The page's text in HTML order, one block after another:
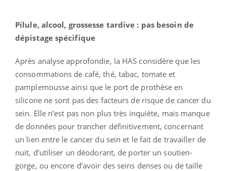
Pilule, alcool, grossesse tardive : pas besoin de
dépistage spécifique
Après analyse approfondie, la HAS considère que les
consommations de café, thé, tabac, tomate et
pamplemousse ainsi que le port de prothèse en
silicone ne sont pas des facteurs de risque de cancer du
sein. Elle n’est pas non plus très inquiète, mais manque
de données pour trancher définitivement, concernant
un lien entre le cancer du sein et le fait de travailler de
nuit, d’utiliser un déodorant, de porter un soutien-
gorge, ou encore d’avoir des seins denses ou de taille